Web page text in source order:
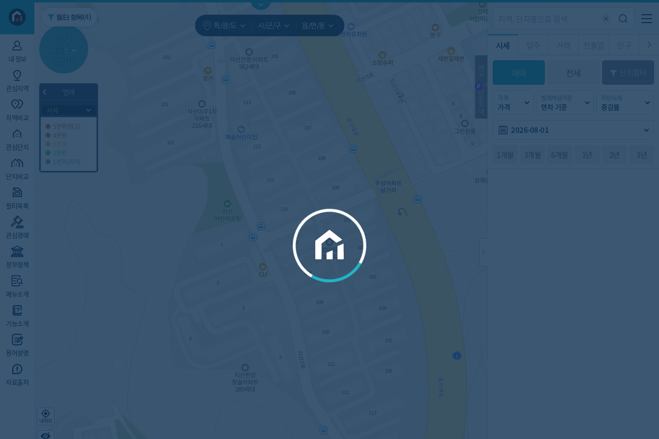
아파트분석
수요/입주 지도 전출입 지도
인구 지도
주거 지도
거래량 전출입
인구/세대수
중개사
전화번호부
수요/입주 수요/입주
플러스
데이터 목록
교육안내 질문 게시판
자주하는 질문
업데이트 게시판 이벤트
내 정보
관심지역
지역비교
관심단지
단지비교
필터목록
관심경매
정부정책
메뉴소개
기능소개
용어설명
자료출처
필터 항목(4)
특/광/도 시/군/구 읍/면/동
지역
증감률
지인시세
범례
시세
5분위(최고)
4분위
3분위
2분위
1분위(최저)
내위치
시세 입주 전출입
인구
반
매매 전세
가격
가격
범례색상기준
연차 기준
지인시세
증감률
2026-08-01
1개월 3개월 6개월 1년 2년 3년